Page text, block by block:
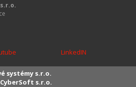
LinkedIN
systémy s.r.o.
CyberSoft s.r.o.